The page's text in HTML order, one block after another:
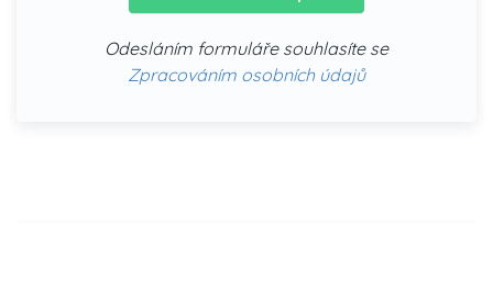
Odesláním formuláře souhlasíte se
Zpracováním osobních údajů